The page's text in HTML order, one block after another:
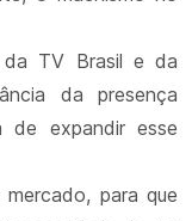
TV Brasil e da
da presença
de expandir esse
para que